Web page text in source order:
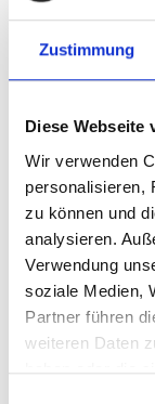
Zustimmung
Diese Webseite
Wir verwenden
personalisieren,
zu können und
analysieren.
Verwendung
soziale Medien,
Partner führen
weiteren Daten
Victoria
BlockN1404/
Büfett
Getränke
Zugriff 3
Programm zum